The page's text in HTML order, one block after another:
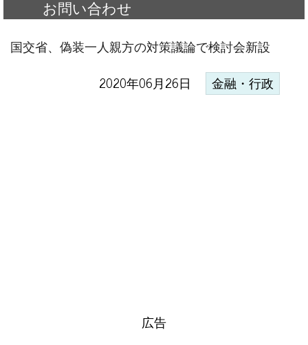
お問い合わせ
国交省、偽装一人親方の対策議論で検討会新設
2020年06月26日 金融・行政
広告